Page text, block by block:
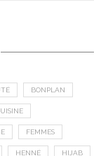
BONPLAN
FEMMES
HENNÉ HIJAB